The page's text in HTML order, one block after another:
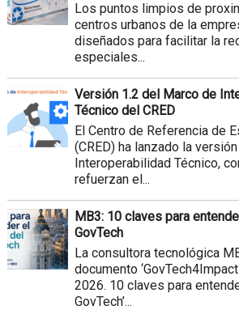
Los puntos limpios de
centros urbanos de la
diseñados para facilitar la
especiales...
Versión 1.2 del Marco de
Técnico del CRED
El Centro de Referencia de
(CRED) ha lanzado la
Interoperabilidad Técnico,
refuerzan el...
MB3: 10 claves para
GovTech
La consultora tecnológica
documento
2026. 10 claves para
GovTech’...